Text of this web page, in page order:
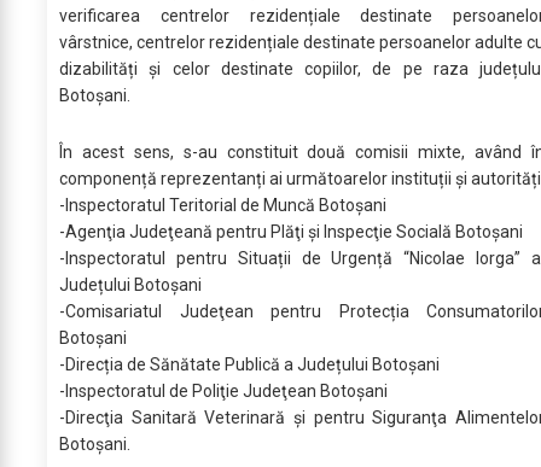
verificarea centrelor rezidențiale destinate
vârstnice, centrelor rezidențiale destinate persoanelor adulte
dizabilități și celor destinate copiilor, de pe raza
Botoșani.
În acest sens, s-au constituit două comisii mixte, având
componență reprezentanți ai următoarelor instituții și
-Inspectoratul Teritorial de Muncă Botoşani
-Agenţia Judeţeană pentru Plăţi şi Inspecţie Socială Botoșani
-Inspectoratul pentru Situații de Urgență “Nicolae Iorga”
Județului Botoșani
-Comisariatul Judeţean pentru Protecția
Botoșani
-Direcția de Sănătate Publică a Județului Botoșani
-Inspectoratul de Poliţie Judeţean Botoşani
-Direcţia Sanitară Veterinară şi pentru Siguranţa
Botoșani.